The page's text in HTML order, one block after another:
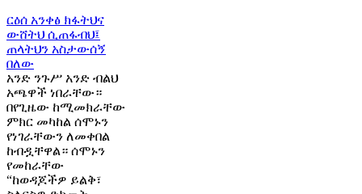
ርዕሰ አንቀፅ ክፋትህና
ውሸትህ ሲጠፋብህ፤
ጠላትህን አስታውሰኝ
በለው
አንድ ንጉሥ አንድ ብልህ
አጫዋች ነበራቸው።
በየጊዜው ከሚመክራቸው
ምክር መካከል ሰሞኑን
የነገራቸውን ለመቀበል
ከብዷቸዋል። ሰሞኑን
የመከራቸው
“ከወዳጆችዎ ይልቅ፣